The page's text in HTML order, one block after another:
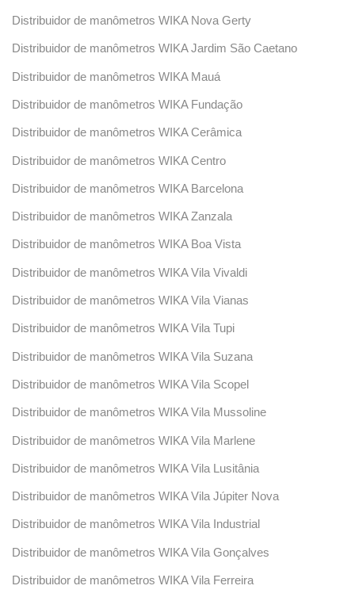
Distribuidor de manômetros WIKA Nova Gerty
Distribuidor de manômetros WIKA Jardim São Caetano
Distribuidor de manômetros WIKA Mauá
Distribuidor de manômetros WIKA Fundação
Distribuidor de manômetros WIKA Cerâmica
Distribuidor de manômetros WIKA Centro
Distribuidor de manômetros WIKA Barcelona
Distribuidor de manômetros WIKA Zanzala
Distribuidor de manômetros WIKA Boa Vista
Distribuidor de manômetros WIKA Vila Vivaldi
Distribuidor de manômetros WIKA Vila Vianas
Distribuidor de manômetros WIKA Vila Tupi
Distribuidor de manômetros WIKA Vila Suzana
Distribuidor de manômetros WIKA Vila Scopel
Distribuidor de manômetros WIKA Vila Mussoline
Distribuidor de manômetros WIKA Vila Marlene
Distribuidor de manômetros WIKA Vila Lusitânia
Distribuidor de manômetros WIKA Vila Júpiter Nova
Distribuidor de manômetros WIKA Vila Industrial
Distribuidor de manômetros WIKA Vila Gonçalves
Distribuidor de manômetros WIKA Vila Ferreira